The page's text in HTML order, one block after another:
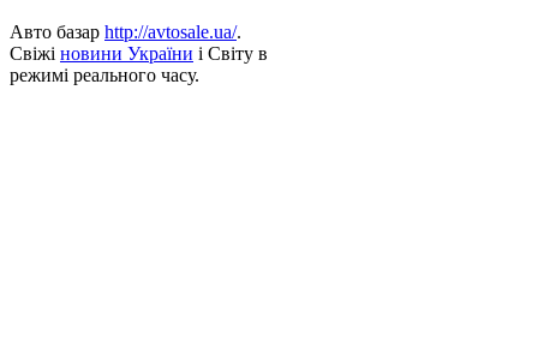
Авто базар http://avtosale.ua/.
Свіжі новини України і Світу в
режимі реального часу.